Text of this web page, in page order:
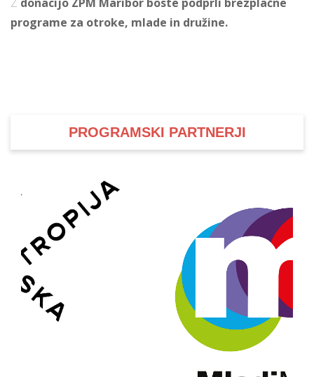
programe za otroke, mlade in družine.
PROGRAMSKI PARTNERJI